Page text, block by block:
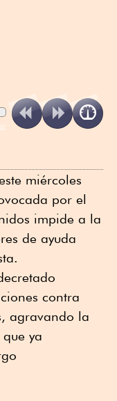
miércoles
por el
impide a la
de ayuda
contra
agravando la
ya